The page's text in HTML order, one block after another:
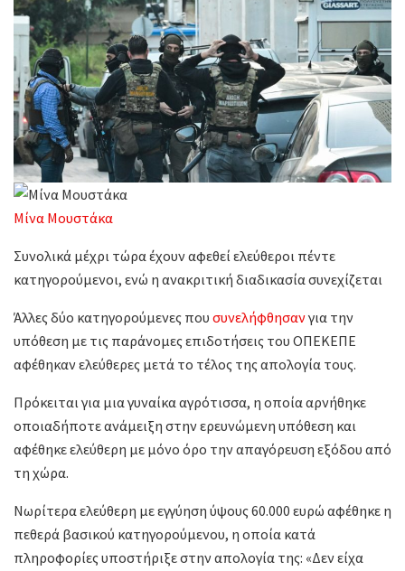
Μίνα Μουστάκα
Συνολικά μέχρι τώρα έχουν αφεθεί ελεύθεροι πέντε
κατηγορούμενοι, ενώ η ανακριτική διαδικασία συνεχίζεται
Άλλες δύο κατηγορούμενες που συνελήφθησανγια την
υπόθεση με τις παράνομες επιδοτήσεις του ΟΠΕΚΕΠΕ
αφέθηκαν ελεύθερες μετά το τέλος της απολογία τους.
Πρόκειται για μια γυναίκα αγρότισσα, η οποία αρνήθηκε
οποιαδήποτε ανάμειξη στην ερευνώμενη υπόθεση και
αφέθηκε ελεύθερη με μόνο όρο την απαγόρευση εξόδου από
τη χώρα.
Νωρίτερα ελεύθερη με εγγύηση ύψους 60.000 ευρώ αφέθηκε η
πεθερά βασικού κατηγορούμενου, η οποία κατά
πληροφορίες υποστήριξε στην απολογία της: «Δεν είχα